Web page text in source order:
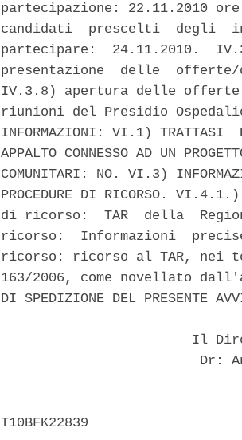
partecipazione: 22.11.2010
candidati  prescelti  degli
partecipare:  24.11.2010.
presentazione  delle
IV.3.8) apertura delle
riunioni del Presidio
INFORMAZIONI: VI.1)
APPALTO CONNESSO AD UN
COMUNITARI: NO. VI.3)
PROCEDURE DI RICORSO.
di ricorso:  TAR  della
ricorso:  Informazioni
ricorso: ricorso al TAR, nei
163/2006, come novellato
DI SPEDIZIONE DEL PRESENTE
Il
Dr: